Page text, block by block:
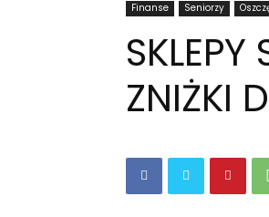
Finanse Seniorzy
ZNIŻKI